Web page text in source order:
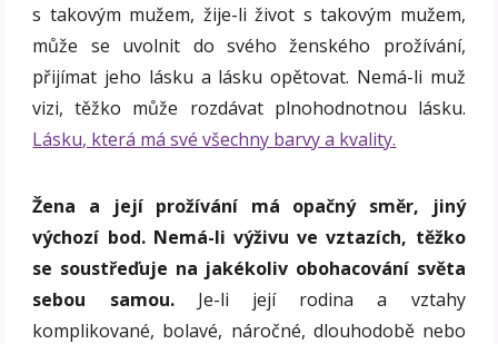
s takovým mužem, žije-li život s takovým mužem,
může se uvolnit do svého ženského prožívání,
přijímat jeho lásku a lásku opětovat. Nemá-li muž
vizi, těžko může rozdávat plnohodnotnou lásku.
Lásku, která má své všechny barvy a kvality.
Žena a její prožívání má opačný směr, jiný
výchozí bod. Nemá-li výživu ve vztazích, těžko
se soustřeďuje na jakékoliv obohacování světa
sebou samou.Je-li její rodina a vztahy
komplikované, bolavé, náročné, dlouhodobě nebo